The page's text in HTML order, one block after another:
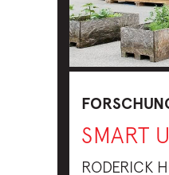
SMART
RODERICK